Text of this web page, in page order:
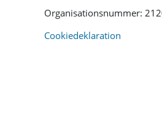
Organisationsnummer:
Cookiedeklaration